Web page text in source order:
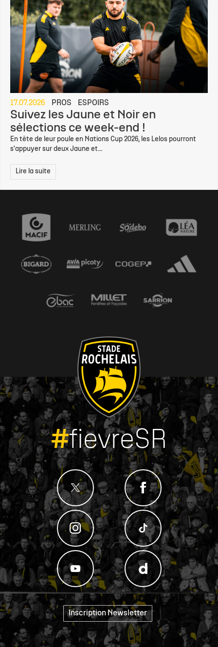
17.07.2026 PROS ESPOIRS
Suivez les Jaune et Noir en
sélections ce week-end !
En tête de leur poule en Nations Cup 2026, les Lelos pourront
s'appuyer sur deux Jaune et...
Lire la suite
#fievreSR
Inscription Newsletter "